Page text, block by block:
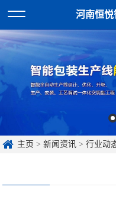
河南恒悦
主页 >新闻资讯 >行业动